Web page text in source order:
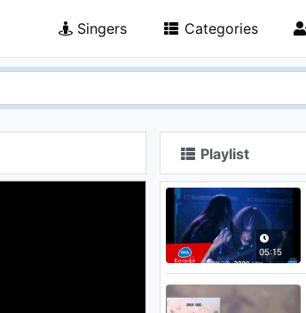
Singers Categories
Playlist
05:15